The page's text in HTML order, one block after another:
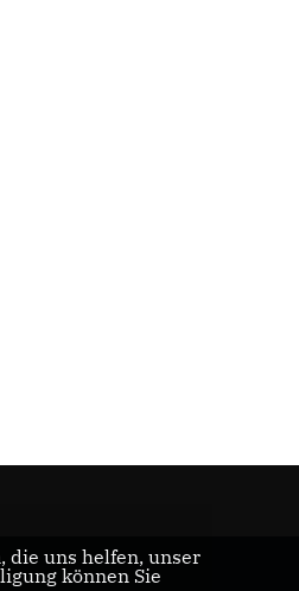
die uns helfen, unser
können Sie